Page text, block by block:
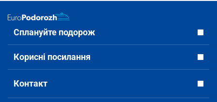
Сплануйте подорож
Корисні посилання
Контакт